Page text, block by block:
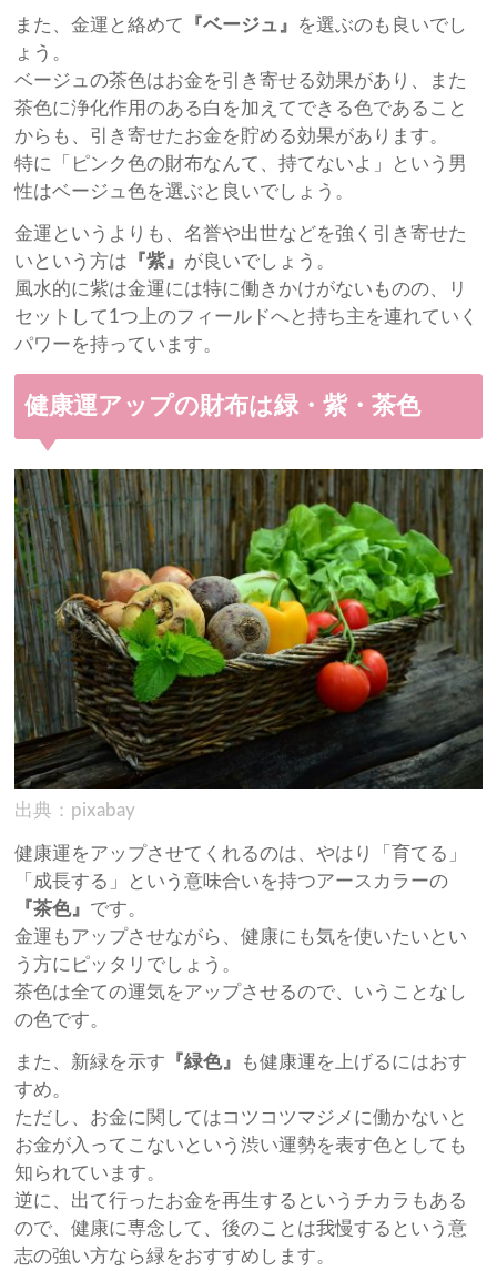
また、金運と絡めて 『ベージュ』 を選ぶのも良いでし
ょう。
ベージュの茶色はお金を引き寄せる効果があり、また
茶色に浄化作用のある白を加えてできる色であること
からも、引き寄せたお金を貯める効果があります。
特に「ピンク色の財布なんて、持てないよ」という男
性はベージュ色を選ぶと良いでしょう。
金運というよりも、名誉や出世などを強く引き寄せた
いという方は 『紫』 が良いでしょう。
風水的に紫は金運には特に働きかけがないものの、リ
セットして1つ上のフィールドへと持ち主を連れていく
パワーを持っています。
健康運アップの財布は緑・紫・茶色
出典：pixabay
健康運をアップさせてくれるのは、やはり「育てる」
「成長する」という意味合いを持つアースカラーの
『茶色』 です。
金運もアップさせながら、健康にも気を使いたいとい
う方にピッタリでしょう。
茶色は全ての運気をアップさせるので、いうことなし
の色です。
また、新緑を示す 『緑色』
も健康運を上げるにはおす
すめ。
ただし、お金に関してはコツコツマジメに働かないと
お金が入ってこないという渋い運勢を表す色としても
知られています。
逆に、出て行ったお金を再生するというチカラもある
ので、健康に専念して、後のことは我慢するという意
志の強い方なら緑をおすすめします。